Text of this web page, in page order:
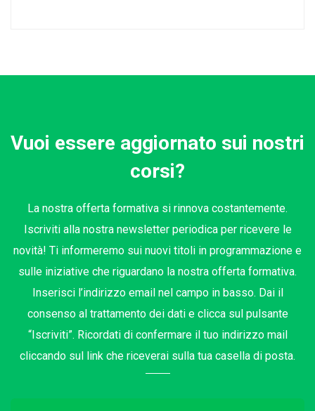
Vuoi essere aggiornato sui nostri
corsi?
La nostra offerta formativa si rinnova costantemente.
Iscriviti alla nostra newsletter periodica per ricevere le
novità! Ti informeremo sui nuovi titoli in programmazione e
sulle iniziative che riguardano la nostra offerta formativa.
Inserisci l’indirizzo email nel campo in basso. Dai il
consenso al trattamento dei dati e clicca sul pulsante
“Iscriviti”. Ricordati di confermare il tuo indirizzo mail
cliccando sul link che riceverai sulla tua casella di posta.